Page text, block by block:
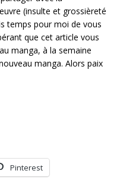
(insulte et grossièreté
temps pour moi de vous
que cet article vous
manga, à la semaine
manga. Alors paix
Pinterest